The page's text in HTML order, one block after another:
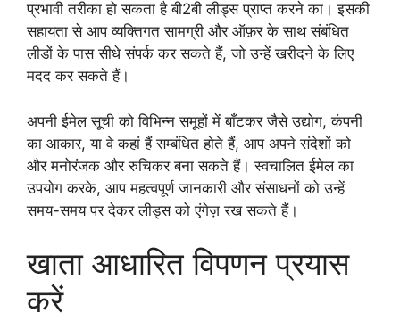
प्रभावी तरीका हो सकता है बी2बी लीड्स प्राप्त करने का। इसकी
सहायता से आप व्यक्तिगत सामग्री और ऑफ़र के साथ संबंधित
लीडों के पास सीधे संपर्क कर सकते हैं, जो उन्हें खरीदने के लिए
मदद कर सकते हैं।
अपनी ईमेल सूची को विभिन्न समूहों में बाँटकर जैसे उद्योग, कंपनी
का आकार, या वे कहां हैं सम्बंधित होते हैं, आप अपने संदेशों को
और मनोरंजक और रुचिकर बना सकते हैं। स्वचालित ईमेल का
उपयोग करके, आप महत्वपूर्ण जानकारी और संसाधनों को उन्हें
समय-समय पर देकर लीड्स को एंगेज़ रख सकते हैं।
खाता आधारित विपणन प्रयास
करें